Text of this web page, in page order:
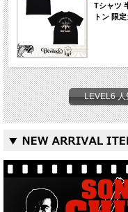
Tシャツ
トン 限